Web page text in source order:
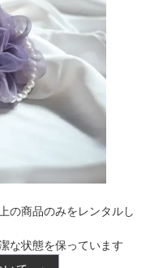
の商品のみをレンタルし
な状態を保っています